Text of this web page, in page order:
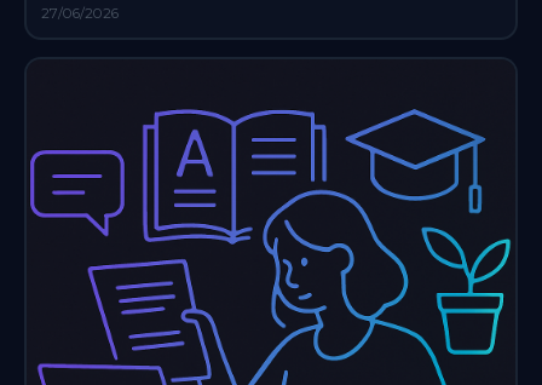
27/06/2026